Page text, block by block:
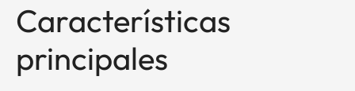
Características
principales